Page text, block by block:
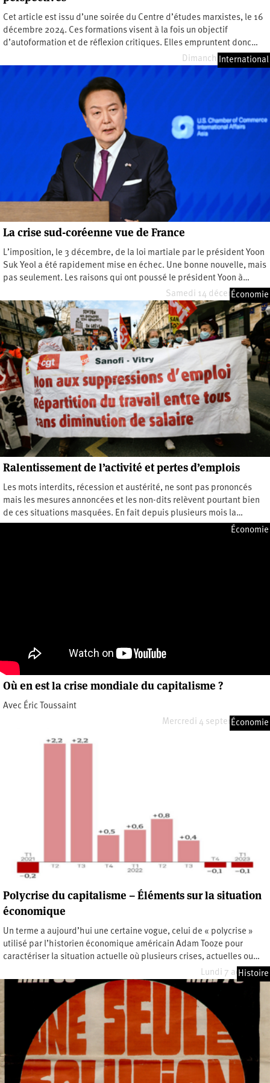
Cet article est issu d’une soirée du Centre d’études marxistes, le 16
décembre 2024. Ces formations visent à la fois un objectif
d’autoformation et de réflexion critiques. Elles empruntent donc…
Dimanche 11 mai 2025
International
La crise sud-coréenne vue de France
L’imposition, le 3 décembre, de la loi martiale par le président Yoon
Suk Yeol a été rapidement mise en échec. Une bonne nouvelle, mais
pas seulement. Les raisons qui ont poussé le président Yoon à…
Samedi 14 décembre 2024
Économie
Ralentissement de l’activité et pertes d’emplois
Les mots interdits, récession et austérité, ne sont pas prononcés
mais les mesures annoncées et les non-dits relèvent pourtant bien
de ces situations masquées. En fait depuis plusieurs mois la…
Mardi 5 novembre 2024
Économie
Où en est la crise mondiale du capitalisme ?
Avec Éric Toussaint
Mercredi 4 septembre 2024
Économie
Polycrise du capitalisme – Éléments sur la situation
économique
Un terme a aujourd’hui une certaine vogue, celui de « polycrise »
utilisé par l’historien économique américain Adam Tooze pour
caractériser la situation actuelle où plusieurs crises, actuelles ou…
Lundi 7 août 2023
Histoire